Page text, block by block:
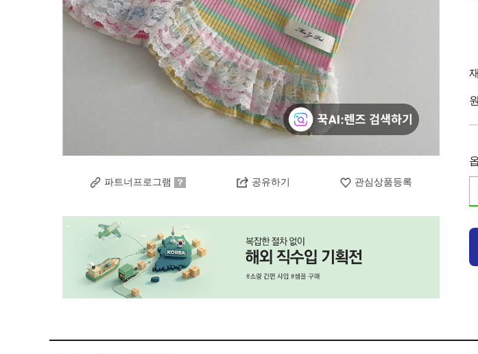
파트너프로그램 공유하기 관심상품등록